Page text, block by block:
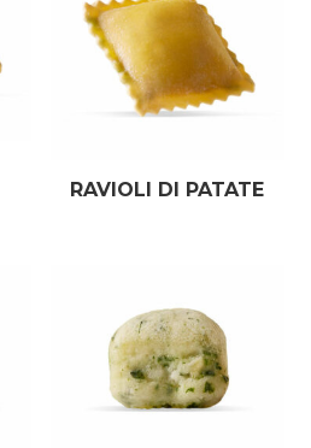
RAVIOLI DI PATATE